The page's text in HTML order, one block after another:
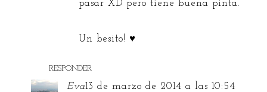
pasar XD pero tiene buena pinta.
Un besito! ♥
RESPONDER
Eva13 de marzo de 2014 a las 10:54